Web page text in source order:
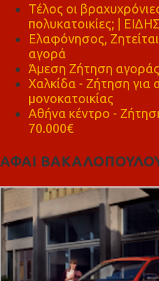
Τέλος οι
πολυκατοικίες; |
Ελαφόνησος,
αγορά
Άμεση Ζήτηση
Χαλκίδα - Ζήτηση για
μονοκατοικίας
Αθήνα κέντρο -
70.000€
ΑΦΑΙ ΒΑΚΑΛΟΠΟΥΛΟΥ